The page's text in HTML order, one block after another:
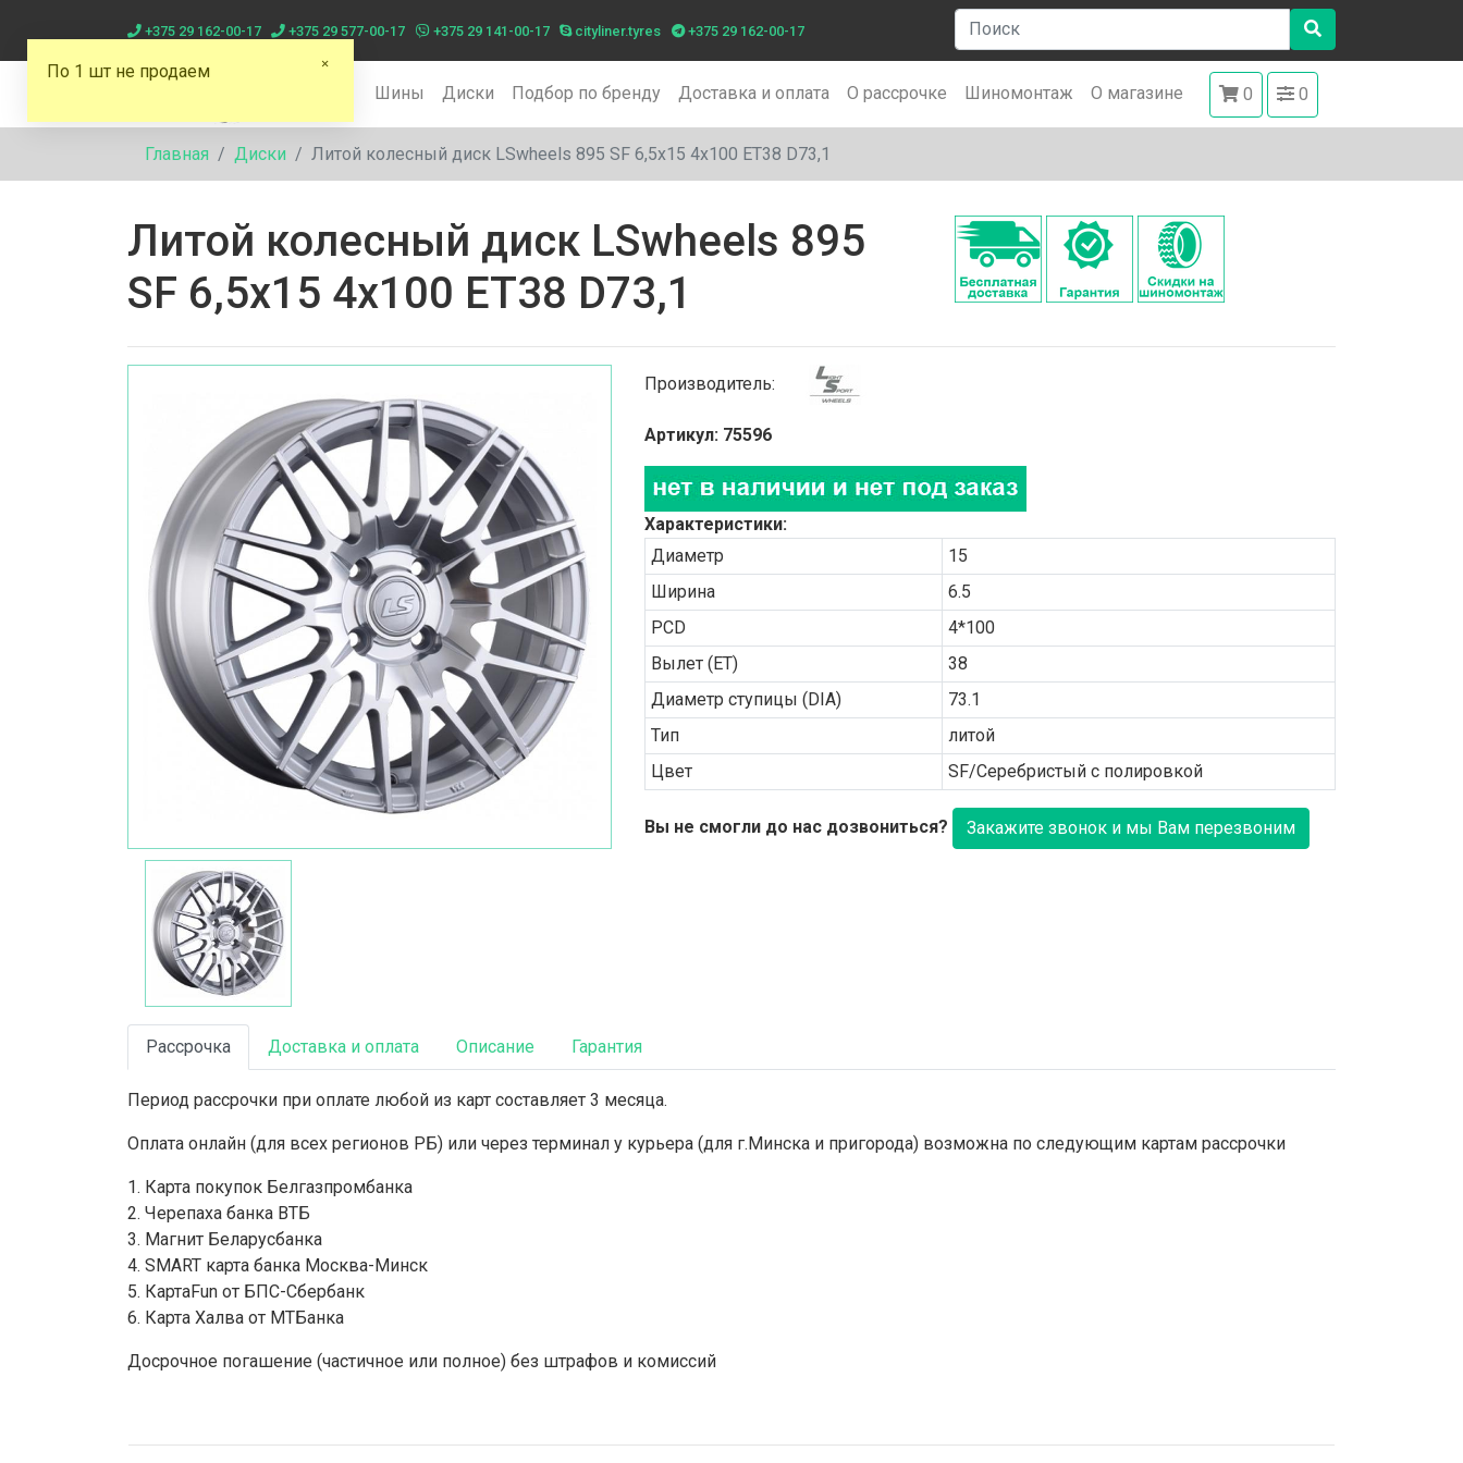
+375 29 162-00-17 +375 29 577-00-17 +375 29 141-00-17 cityliner.tyres +375 29 162-00-17
Шины Диски Подбор по бренду Доставка и оплата О рассрочке Шиномонтаж О магазине 0 0
Главная Диски Литой колесный диск LSwheels 895 SF 6,5x15 4x100 ET38 D73,1
Литой колесный диск LSwheels 895
SF 6,5x15 4x100 ET38 D73,1
Производитель:
Артикул: 75596
Характеристики:
Диаметр
15
Ширина
6.5
PCD
4*100
Вылет (ET)
38
Диаметр ступицы (DIA)
73.1
Тип
литой
Цвет
SF/Серебристый с полировкой
Вы не смогли до нас дозвониться? Закажите звонок и мы Вам перезвоним
Рассрочка Доставка и оплата Описание Гарантия
Период рассрочки при оплате любой из карт составляет 3 месяца.
Оплата онлайн (для всех регионов РБ) или через терминал у курьера (для г.Минска и пригорода) возможна по следующим картам рассрочки
1. Карта покупок Белгазпромбанка
2. Черепаха банка ВТБ
3. Магнит Беларусбанка
4. SMART карта банка Москва-Минск
5. КартаFun от БПС-Сбербанк
6. Карта Халва от МТБанка
Досрочное погашение (частичное или полное) без штрафов и комиссий
По 1 шт не продаем